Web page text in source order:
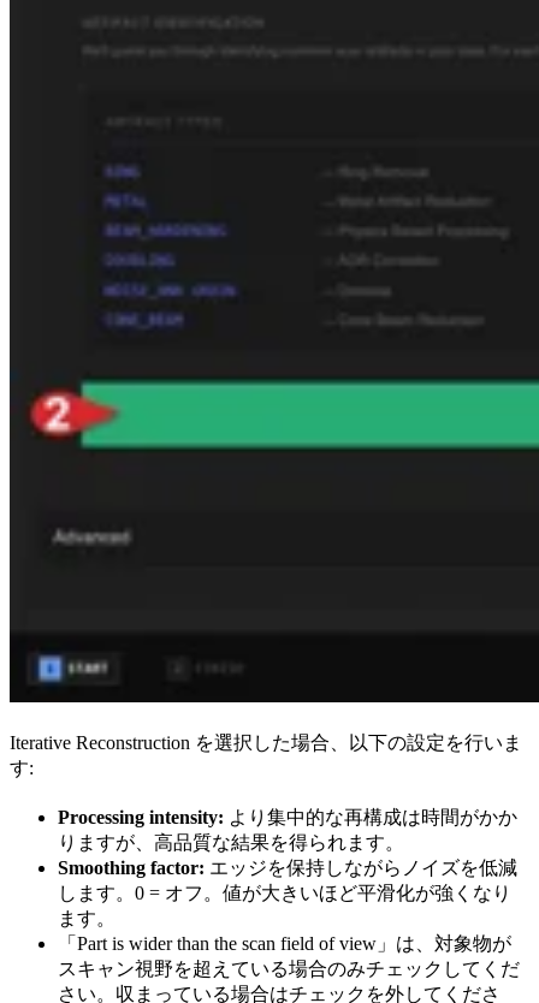
Iterative Reconstruction を選択した場合、以下の設定を行いま
す:
Processing intensity: より集中的な再構成は時間がかか
りますが、高品質な結果を得られます。
Smoothing factor: エッジを保持しながらノイズを低減
します。0 = オフ。値が大きいほど平滑化が強くなり
ます。
「Part is wider than the scan field of view」は、対象物が
スキャン視野を超えている場合のみチェックしてくだ
さい。収まっている場合はチェックを外してくださ